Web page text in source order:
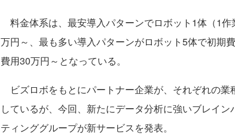
料金体系は、最安導入パターンでロボット1体（1
万円～、最も多い導入パターンがロボット5体で初期
費用30万円～となっている。
ビズロボをもとにパートナー企業が、それぞれの業
しているが、今回、新たにデータ分析に強いブレイ
ティンググループが新サービスを発表。